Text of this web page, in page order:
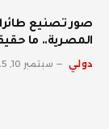
صور تصنيع
المصرية.. ما
دولي سبتمبر 10, 2025